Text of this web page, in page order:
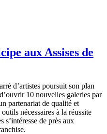
aux Assises de
d’artistes poursuit son plan
10 nouvelles galeries par
partenariat de qualité et
nécessaires à la réussite
s’intéresse de près aux